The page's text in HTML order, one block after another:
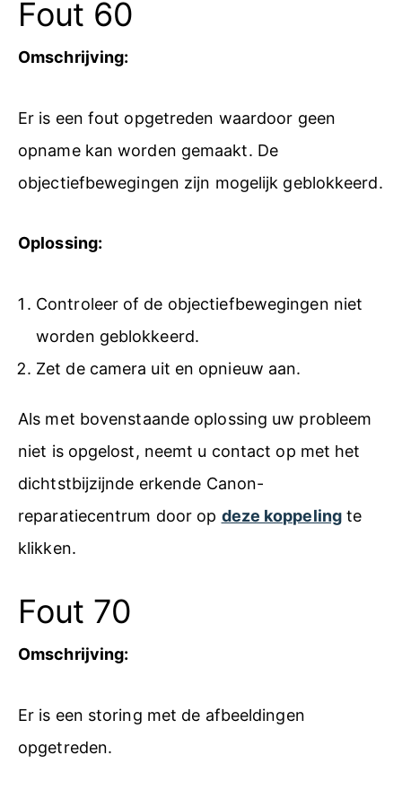
Fout 60
Omschrijving:
Er is een fout opgetreden waardoor geen
opname kan worden gemaakt. De
objectiefbewegingen zijn mogelijk geblokkeerd.
Oplossing:
Controleer of de objectiefbewegingen niet
worden geblokkeerd.
Zet de camera uit en opnieuw aan.
Als met bovenstaande oplossing uw probleem
niet is opgelost, neemt u contact op met het
dichtstbijzijnde erkende Canon-
reparatiecentrum door op deze koppelingte
klikken.
Fout 70
Omschrijving:
Er is een storing met de afbeeldingen
opgetreden.